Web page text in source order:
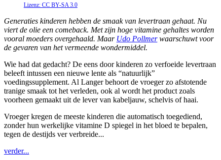
Lizenz: CC BY-SA 3.0
Generaties kinderen hebben de smaak van levertraan gehaat. Nu
viert de olie een comeback. Met zijn hoge vitamine gehaltes worden
vooral moeders overgehaald. Maar Udo Pollmerwaarschuwt voor
de gevaren van het vermeende wondermiddel.
Wie had dat gedacht? De eens door kinderen zo verfoeide levertraan
beleeft intussen een nieuwe lente als “natuurlijk”
voedingssupplement. Al Langer behoort de vroeger zo afstotende
tranige smaak tot het verleden, ook al wordt het product zoals
voorheen gemaakt uit de lever van kabeljauw, schelvis of haai.
Vroeger kregen de meeste kinderen die automatisch toegediend,
zonder hun werkelijke vitamine D spiegel in het bloed te bepalen,
tegen de destijds ver verbreide...
verder...